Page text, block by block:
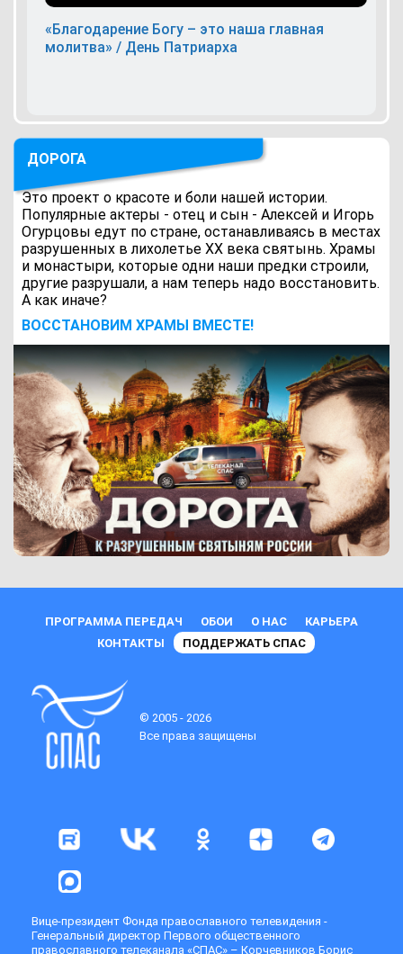
«Благодарение Богу – это наша главная
молитва» / День Патриарха
ДОРОГА
Это проект о красоте и боли нашей истории.
Популярные актеры - отец и сын - Алексей и Игорь
Огурцовы едут по стране, останавливаясь в местах
разрушенных в лихолетье ХХ века святынь. Храмы
и монастыри, которые одни наши предки строили,
другие разрушали, а нам теперь надо восстановить.
А как иначе?
ВОCСТАНОВИМ ХРАМЫ ВМЕСТЕ!
ПРОГРАММА ПЕРЕДАЧ ОБОИ О НАС
КАРЬЕРА
КОНТАКТЫ
ПОДДЕРЖАТЬ СПАС
© 2005 - 2026
Все права защищены
Вице-президент Фонда православного телевидения -
Генеральный директор Первого общественного
православного телеканала «СПАС» – Корчевников Борис